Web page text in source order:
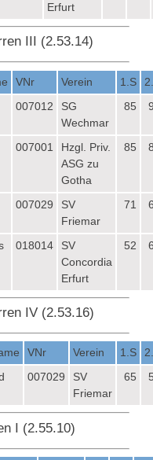
Erfurt
III (2.53.14)
VNr Verein 1.S
007012
SG
Wechmar
85
007001
Hzgl. Priv.
ASG zu
Gotha
85
007029
SV
Friemar
71
018014
SV
Concordia
Erfurt
52
IV (2.53.16)
VNr Verein 1.S
007029
SV
Friemar
65
I (2.55.10)